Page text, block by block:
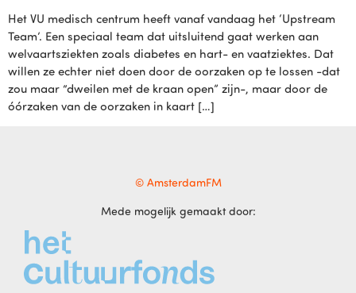
Het VU medisch centrum heeft vanaf vandaag het ‘Upstream
Team’. Een speciaal team dat uitsluitend gaat werken aan
welvaartsziekten zoals diabetes en hart- en vaatziektes. Dat
willen ze echter niet doen door de oorzaken op te lossen -dat
zou maar “dweilen met de kraan open” zijn-, maar door de
óórzaken van de oorzaken in kaart […]
© AmsterdamFM
Mede mogelijk gemaakt door: